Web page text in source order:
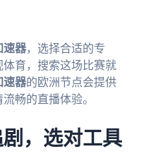
速器，选择合适的专
育，搜索这场比赛就
速器的欧洲节点会提供
畅的直播体验。
，选对工具